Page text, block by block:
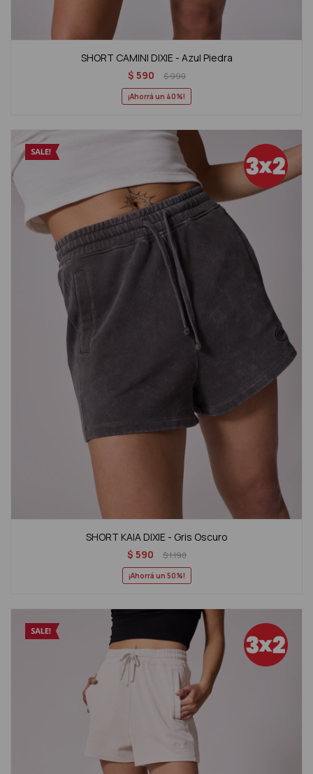
SHORT CAMINI DIXIE - Azul Piedra
$ 590 $990
40
SHORT KAIA DIXIE - Gris Oscuro
$ 590 $1.190
50